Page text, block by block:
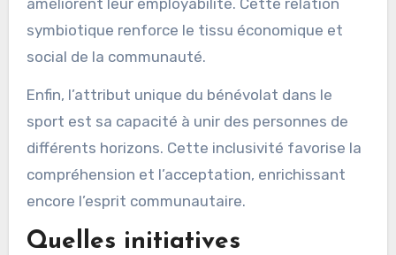
symbiotique renforce le tissu économique et
social de la communauté.
Enfin, l’attribut unique du bénévolat dans le
sport est sa capacité à unir des personnes de
différents horizons. Cette inclusivité favorise la
compréhension et l’acceptation, enrichissant
encore l’esprit communautaire.
Quelles initiatives